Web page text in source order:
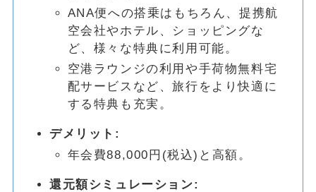
ANA便への搭乗はもちろん、提携航
空会社やホテル、ショッピングな
ど、様々な特典に利用可能。
空港ラウンジの利用や手荷物無料宅
配サービスなど、旅行をより快適に
する特典も充実。
デメリット:
年会費88,000円(税込)と高額。
還元額シミュレーション: